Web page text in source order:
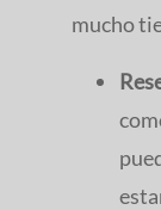
mucho